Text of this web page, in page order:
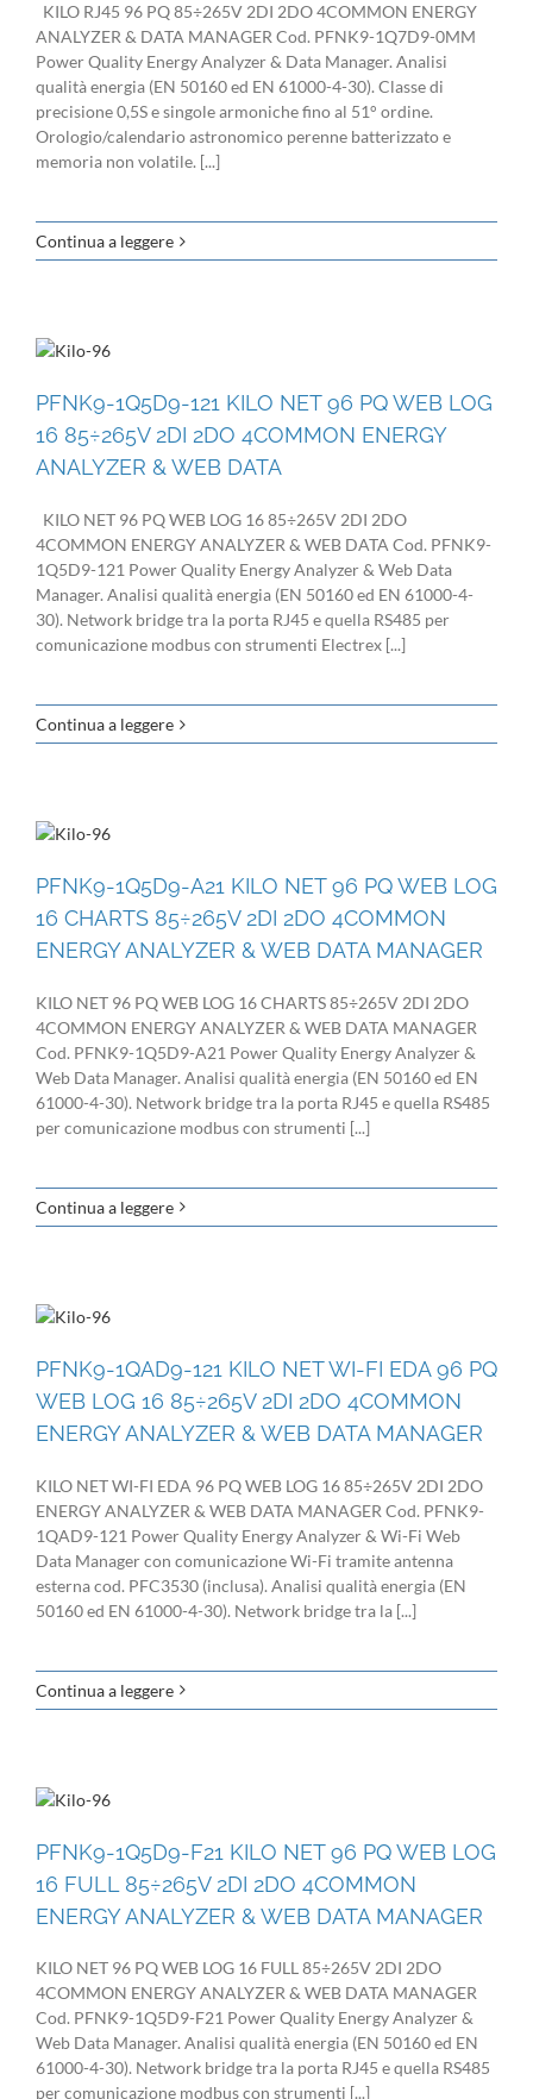
KILO RJ45 96 PQ 85÷265V 2DI 2DO 4COMMON ENERGY
ANALYZER & DATA MANAGER Cod. PFNK9-1Q7D9-0MM
Power Quality Energy Analyzer & Data Manager. Analisi
qualità energia (EN 50160 ed EN 61000-4-30). Classe di
precisione 0,5S e singole armoniche fino al 51° ordine.
Orologio/calendario astronomico perenne batterizzato e
memoria non volatile. [...]
Continua a leggere
PFNK9-1Q5D9-121 KILO NET 96 PQ WEB LOG
16 85÷265V 2DI 2DO 4COMMON ENERGY
ANALYZER & WEB DATA
KILO NET 96 PQ WEB LOG 16 85÷265V 2DI 2DO
4COMMON ENERGY ANALYZER & WEB DATA Cod. PFNK9-
1Q5D9-121 Power Quality Energy Analyzer & Web Data
Manager. Analisi qualità energia (EN 50160 ed EN 61000-4-
30). Network bridge tra la porta RJ45 e quella RS485 per
comunicazione modbus con strumenti Electrex [...]
Continua a leggere
PFNK9-1Q5D9-A21 KILO NET 96 PQ WEB LOG
16 CHARTS 85÷265V 2DI 2DO 4COMMON
ENERGY ANALYZER & WEB DATA MANAGER
KILO NET 96 PQ WEB LOG 16 CHARTS 85÷265V 2DI 2DO
4COMMON ENERGY ANALYZER & WEB DATA MANAGER
Cod. PFNK9-1Q5D9-A21 Power Quality Energy Analyzer &
Web Data Manager. Analisi qualità energia (EN 50160 ed EN
61000-4-30). Network bridge tra la porta RJ45 e quella RS485
per comunicazione modbus con strumenti [...]
Continua a leggere
PFNK9-1QAD9-121 KILO NET WI-FI EDA 96 PQ
WEB LOG 16 85÷265V 2DI 2DO 4COMMON
ENERGY ANALYZER & WEB DATA MANAGER
KILO NET WI-FI EDA 96 PQ WEB LOG 16 85÷265V 2DI 2DO
ENERGY ANALYZER & WEB DATA MANAGER Cod. PFNK9-
1QAD9-121 Power Quality Energy Analyzer & Wi-Fi Web
Data Manager con comunicazione Wi-Fi tramite antenna
esterna cod. PFC3530 (inclusa). Analisi qualità energia (EN
50160 ed EN 61000-4-30). Network bridge tra la [...]
Continua a leggere
PFNK9-1Q5D9-F21 KILO NET 96 PQ WEB LOG
16 FULL 85÷265V 2DI 2DO 4COMMON
ENERGY ANALYZER & WEB DATA MANAGER
KILO NET 96 PQ WEB LOG 16 FULL 85÷265V 2DI 2DO
4COMMON ENERGY ANALYZER & WEB DATA MANAGER
Cod. PFNK9-1Q5D9-F21 Power Quality Energy Analyzer &
Web Data Manager. Analisi qualità energia (EN 50160 ed EN
61000-4-30). Network bridge tra la porta RJ45 e quella RS485
per comunicazione modbus con strumenti [...]